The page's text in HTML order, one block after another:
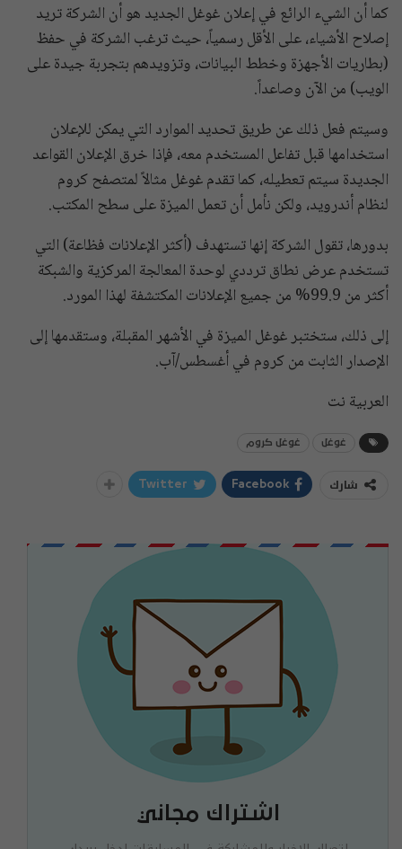
كما أن الشيء الرائع في إعلان غوغل الجديد هو أن الشركة تريد
إصلاح الأشياء، على الأقل رسمياً، حيث ترغب الشركة في حفظ
(بطاريات الأجهزة وخطط البيانات، وتزويدهم بتجربة جيدة على
الويب) من الآن وصاعداً.
وسيتم فعل ذلك عن طريق تحديد الموارد التي يمكن للإعلان
استخدامها قبل تفاعل المستخدم معه، فإذا خرق الإعلان القواعد
الجديدة سيتم تعطيله، كما تقدم غوغل مثالاً لمتصفح كروم
لنظام أندرويد، ولكن نأمل أن تعمل الميزة على سطح المكتب.
بدورها، تقول الشركة إنها تستهدف (أكثر الإعلانات فظاعة) التي
تستخدم عرض نطاق ترددي لوحدة المعالجة المركزية والشبكة
أكثر من 99.9% من جميع الإعلانات المكتشفة لهذا المورد.
إلى ذلك، ستختبر غوغل الميزة في الأشهر المقبلة، وستقدمها إلى
الإصدار الثابت من كروم في أغسطس/آب.
العربية نت
غوغل غوغل كروم
شارك Facebook
Twitter
اشتراك مجاني